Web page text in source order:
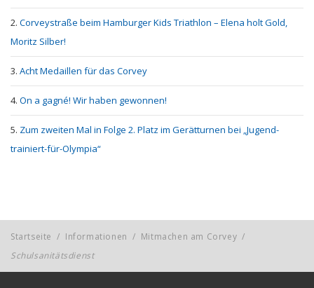
Corveystraße beim Hamburger Kids Triathlon – Elena holt Gold,
Moritz Silber!
Acht Medaillen für das Corvey
On a gagné! Wir haben gewonnen!
Zum zweiten Mal in Folge 2. Platz im Gerätturnen bei „Jugend-
trainiert-für-Olympia“
Startseite / Informationen / Mitmachen am Corvey /
Schulsanitätsdienst